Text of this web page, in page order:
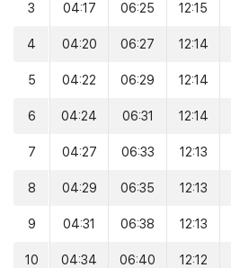
3 04:17 06:25 12:15
4 04:20 06:27 12:14
5 04:22 06:29 12:14
6 04:24 06:31 12:14
7 04:27 06:33 12:13
8 04:29 06:35 12:13
9 04:31 06:38 12:13
10 04:34 06:40 12:12